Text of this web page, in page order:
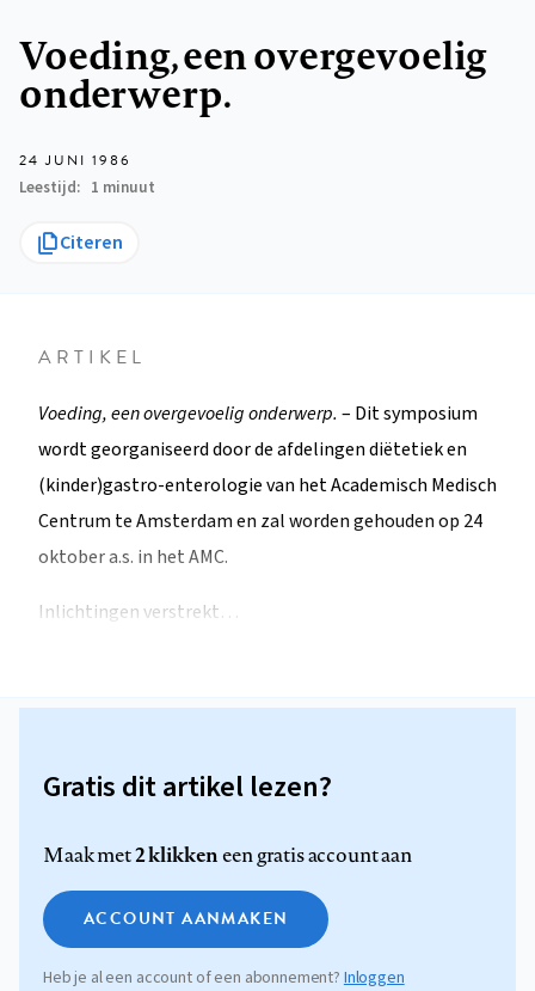
Voeding, een overgevoelig
onderwerp.
24 JUNI 1986
Leestijd
1 minuut
Citeren
ARTIKEL
Voeding, een overgevoelig onderwerp. – Dit symposium
wordt georganiseerd door de afdelingen diëtetiek en
(kinder)gastro-enterologie van het Academisch Medisch
Centrum te Amsterdam en zal worden gehouden op 24
oktober a.s. in het AMC.
Inlichtingen verstrekt…
Gratis dit artikel lezen?
Maak met2 klikkeneen gratis account aan
ACCOUNT AANMAKEN
Heb je al een account of een abonnement? Inloggen